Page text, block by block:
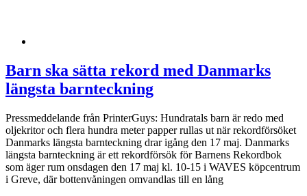
Barn ska sätta rekord med Danmarks
längsta barnteckning
Pressmeddelande från PrinterGuys: Hundratals barn är redo med
oljekritor och flera hundra meter papper rullas ut när rekordförsöket
Danmarks längsta barnteckning drar igång den 17 maj. Danmarks
längsta barnteckning är ett rekordförsök för Barnens Rekordbok
som äger rum onsdagen den 17 maj kl. 10-15 i WAVES köpcentrum
i Greve, där bottenvåningen omvandlas till en lång